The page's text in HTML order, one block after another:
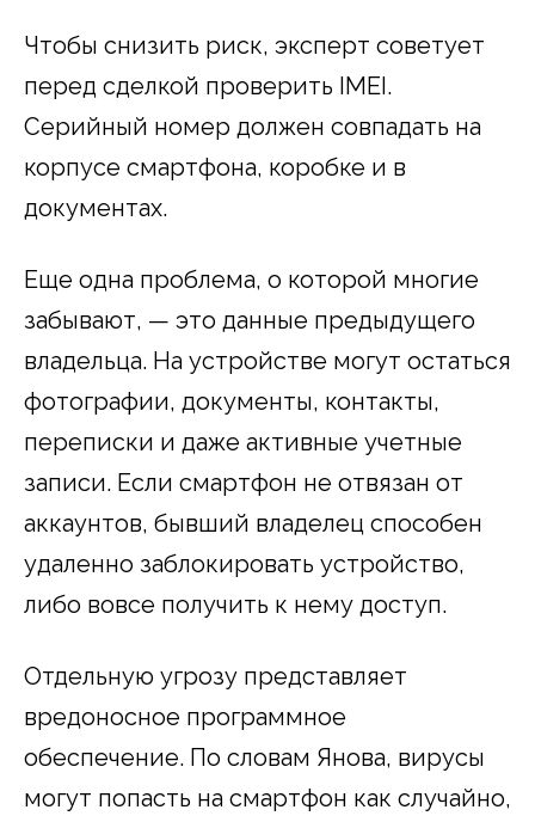
Чтобы снизить риск, эксперт советует
перед сделкой проверить IMEI.
Серийный номер должен совпадать на
корпусе смартфона, коробке и в
документах.
Еще одна проблема, о которой многие
забывают, — это данные предыдущего
владельца. На устройстве могут остаться
фотографии, документы, контакты,
переписки и даже активные учетные
записи. Если смартфон не отвязан от
аккаунтов, бывший владелец способен
удаленно заблокировать устройство,
либо вовсе получить к нему доступ.
Отдельную угрозу представляет
вредоносное программное
обеспечение. По словам Янова, вирусы
могут попасть на смартфон как случайно,